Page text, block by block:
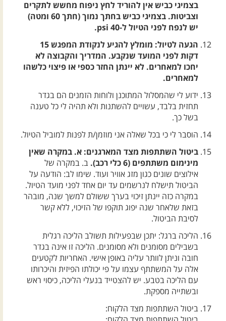
בצמיגי כביש אין להוריד לחץ ניפוח מחשש לתקרים
וצביטות. בצמיגי כביש בחתך נמוך (חתך 60 ומטה)
יש לנפח לפני הטיול ל-40 psi.
הגעה לטיול: מומלץ להגיע לנקודת המפגש 15
דקות לפני המועד שנקבע. המדריך והקבוצה לא
יחכו למאחרים. לא יינתן החזר כספי או פיצוי כלשהו
למאחרים.
ידוע לי שהמסלול המתוכנן ולוחות הזמנים הם בגדר
תחזית בלבד, עשויים להשתנות ולא תהיה לי כל טענה
בשל כך.
הוסבר לי כי בכל שאלה אני מוזמן/ת לפנות למוביל הטיול.
ביטול השתתפות מצד המארגנים: א. במקרה שאין
מינימום משתתפים (6 כלי רכב).
ב. במקרה של
אילוצים שונים כגון מזג אוויר ועוד. שימו לב: הודעה על
הביטול תישלח לנרשמים עד יום אחד לפני מועד הטיול.
במקרה כזה יינתן זיכוי בערך ששולם למשך שנה, מובהר
בזאת שלאחר שנה יפוג תוקפו של הזיכוי, ללא קשר
לסיבת הביטול.
הליכה ברגל: יתכן שבפעילות תשולב הליכה רגלית
בשבילים מסומנים ולא מסומנים. הליכה זו אינה בגדר
חובה וניתן לוותר עליה באופן אישי. האחריות לקטעים
אלה על המשתתף עצמו על פי יכולתו הפיזית והיכרותו
עם הליכה בטבע. יש להצטייד בנעלי הליכה, כיסוי ראש
ובשתייה מספקת.
ביטול השתתפות מצד הלקוח: